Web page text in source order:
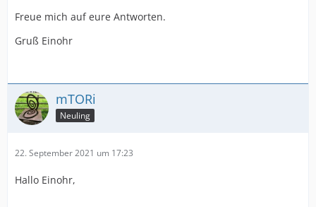
Freue mich auf eure Antworten.
Gruß Einohr
mTORi
Neuling
22. September 2021 um 17:23
Hallo Einohr,